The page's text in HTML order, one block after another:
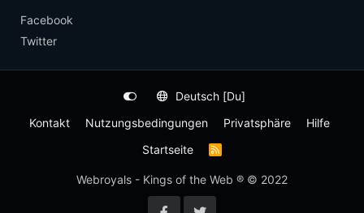
Facebook
Twitter
Deutsch [Du]
Kontakt
Nutzungsbedingungen Privatsphäre
Hilfe
Startseite
R
S
Webroyals - Kings of the Web ® © 2022